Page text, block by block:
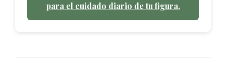
para el cuidado diario de tu figura.